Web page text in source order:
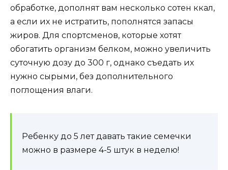
обработке, дополнят вам несколько сотен ккал,
а если их не истратить, пополнятся запасы
жиров. Для спортсменов, которые хотят
обогатить организм белком, можно увеличить
суточную дозу до 300 г, однако съедать их
нужно сырыми, без дополнительного
поглощения влаги.
Ребенку до 5 лет давать такие семечки
можно в размере 4-5 штук в неделю!